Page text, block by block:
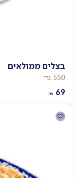
בצלים ממולאים
550 גר׳
₪ 69